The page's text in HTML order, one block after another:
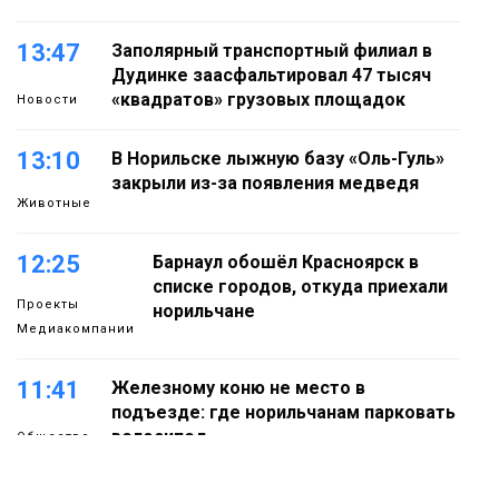
13:47
Новости
Заполярный транспортный филиал в
Дудинке заасфальтировал 47 тысяч
«квадратов» грузовых площадок
13:10
Животные
В Норильске лыжную базу «Оль-Гуль»
закрыли из-за появления медведя
12:25
Проекты
Медиакомпании
Барнаул обошёл Красноярск в
списке городов, откуда приехали
норильчане
11:41
Общество
Железному коню не место в
подъезде: где норильчанам парковать
велосипед